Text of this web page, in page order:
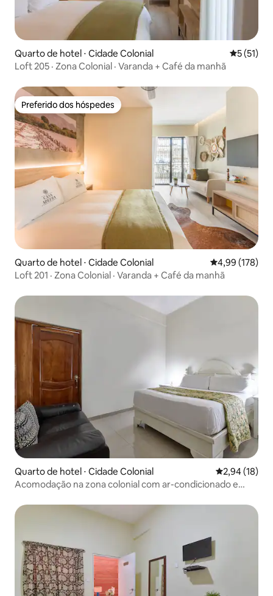
Quarto de hotel ⋅ Cidade Colonial 5 de uma
5 (51)
Loft 205 · Zona Colonial · Varanda + Café da manhã
Preferido dos hóspedes
Preferido dos hóspedes
Quarto de hotel ⋅ Cidade Colonial 4,99 de uma
4,99 (178)
Loft 201 · Zona Colonial · Varanda + Café da manhã
Quarto de hotel ⋅ Cidade Colonial 2,94 de uma
2,94 (18)
Acomodação na zona colonial com ar-condicionado e